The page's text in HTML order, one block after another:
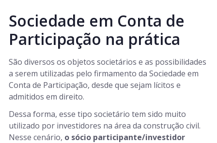
Sociedade em Conta de
Participação na prática
São diversos os objetos societários e as possibilidades
a serem utilizadas pelo firmamento da Sociedade em
Conta de Participação, desde que sejam lícitos e
admitidos em direito.
Dessa forma, esse tipo societário tem sido muito
utilizado por investidores na área da construção civil.
Nesse cenário, o sócio participante/investidor